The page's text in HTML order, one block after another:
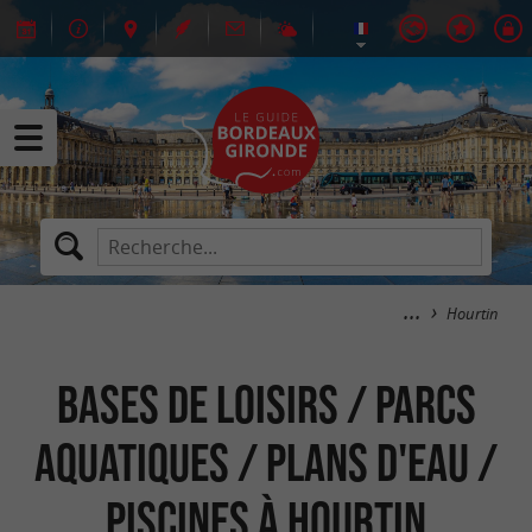
Hourtin
Bases de Loisirs / Parcs
aquatiques / Plans d'eau /
Piscines à Hourtin